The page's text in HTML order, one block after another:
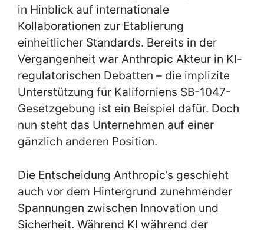
in Hinblick auf internationale
Kollaborationen zur Etablierung
einheitlicher Standards. Bereits in der
Vergangenheit war Anthropic Akteur in KI-
regulatorischen Debatten – die implizite
Unterstützung für Kaliforniens SB-1047-
Gesetzgebung ist ein Beispiel dafür. Doch
nun steht das Unternehmen auf einer
gänzlich anderen Position.
Die Entscheidung Anthropic’s geschieht
auch vor dem Hintergrund zunehmender
Spannungen zwischen Innovation und
Sicherheit. Während KI während der